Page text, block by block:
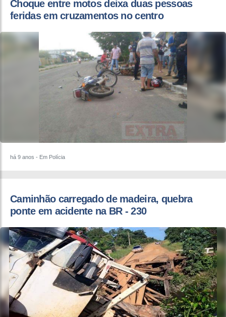
Choque entre motos deixa duas pessoas
feridas em cruzamentos no centro
há 9 anos - Em Polícia
Caminhão carregado de madeira, quebra
ponte em acidente na BR - 230